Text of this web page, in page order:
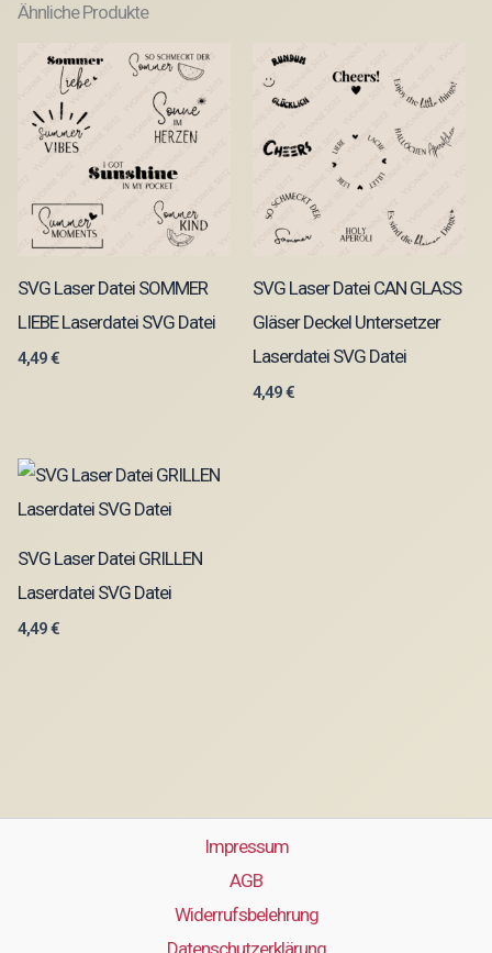
Ähnliche Produkte
SVG Laser Datei SOMMER
LIEBE Laserdatei SVG Datei
4,49€
SVG Laser Datei CAN GLASS
Gläser Deckel Untersetzer
Laserdatei SVG Datei
4,49€
SVG Laser Datei GRILLEN
Laserdatei SVG Datei
4,49€
Impressum
AGB
Widerrufsbelehrung